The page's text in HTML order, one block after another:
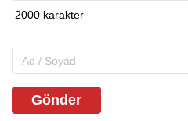
Gönder